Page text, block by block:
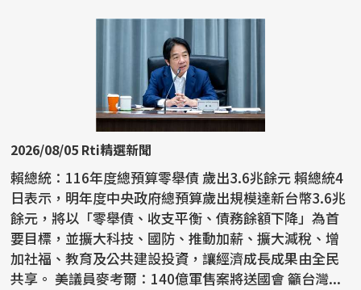
2026/08/05 Rti精選新聞
賴總統：116年度總預算零舉債 歲出3.6兆餘元 賴總統4
日表示，明年度中央政府總預算歲出規模達新台幣3.6兆
餘元，將以「零舉債、收支平衡、債務餘額下降」為首
要目標，並擴大科技、國防、推動加薪、擴大減稅、增
加社福、教育及公共建設投資，讓經濟成長成果由全民
共享。 美議員麥考爾：140億軍售案將送國會 籲台灣...